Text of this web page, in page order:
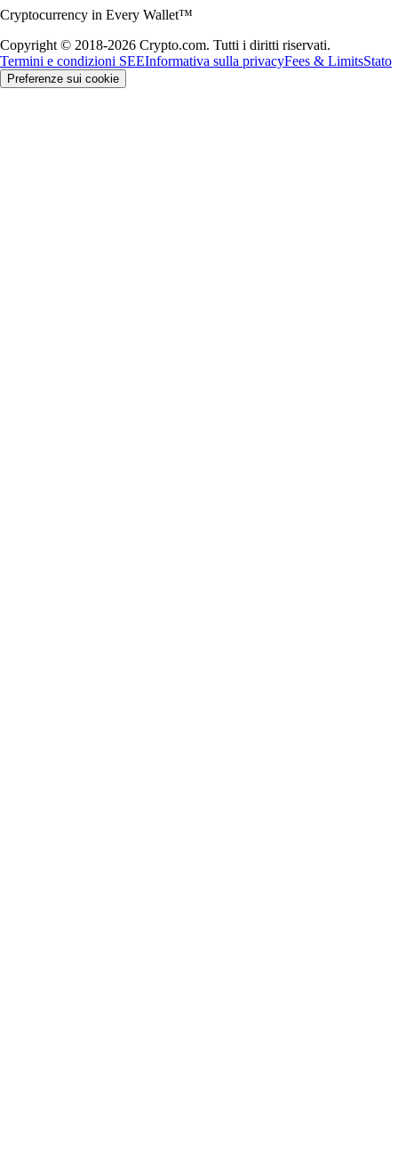
Cryptocurrency in Every Wallet™
Copyright © 2018-2026 Crypto.com. Tutti i diritti riservati.
Termini e condizioni SEEInformativa sulla privacyFees & LimitsStato
Preferenze sui cookie